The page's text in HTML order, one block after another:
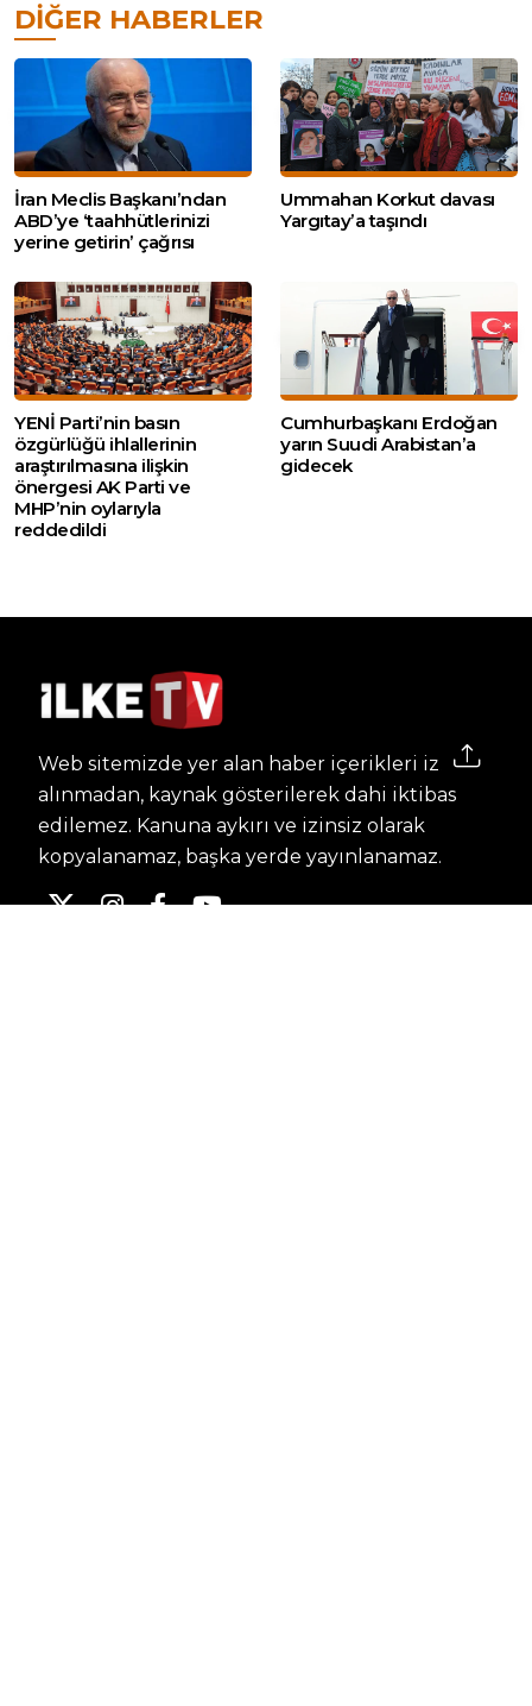
DIĞER HABERLER
İran Meclis Başkanı’ndan
ABD’ye ‘taahhütlerinizi
yerine getirin’ çağrısı
Ummahan Korkut davası
Yargıtay’a taşındı
YENİ Parti’nin basın
özgürlüğü ihlallerinin
araştırılmasına ilişkin
önergesi AK Parti ve
MHP’nin oylarıyla
reddedildi
Cumhurbaşkanı Erdoğan
yarın Suudi Arabistan’a
gidecek
Web sitemizde yer alan haber içerikleri izin
alınmadan, kaynak gösterilerek dahi iktibas
edilemez. Kanuna aykırı ve izinsiz olarak
kopyalanamaz, başka yerde yayınlanamaz.